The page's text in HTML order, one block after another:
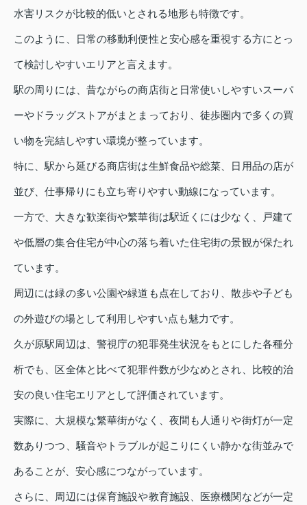
水害リスクが比較的低いとされる地形も特徴です。
このように、日常の移動利便性と安心感を重視する方にとっ
て検討しやすいエリアと言えます。
駅の周りには、昔ながらの商店街と日常使いしやすいスーパ
ーやドラッグストアがまとまっており、徒歩圏内で多くの買
い物を完結しやすい環境が整っています。
特に、駅から延びる商店街は生鮮食品や総菜、日用品の店が
並び、仕事帰りにも立ち寄りやすい動線になっています。
一方で、大きな歓楽街や繁華街は駅近くには少なく、戸建て
や低層の集合住宅が中心の落ち着いた住宅街の景観が保たれ
ています。
周辺には緑の多い公園や緑道も点在しており、散歩や子ども
の外遊びの場として利用しやすい点も魅力です。
久が原駅周辺は、警視庁の犯罪発生状況をもとにした各種分
析でも、区全体と比べて犯罪件数が少なめとされ、比較的治
安の良い住宅エリアとして評価されています。
実際に、大規模な繁華街がなく、夜間も人通りや街灯が一定
数ありつつ、騒音やトラブルが起こりにくい静かな街並みで
あることが、安心感につながっています。
さらに、周辺には保育施設や教育施設、医療機関などが一定